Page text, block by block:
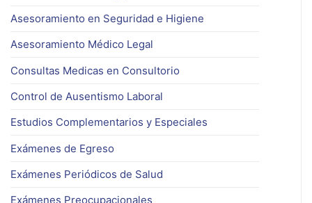
Asesoramiento en Seguridad e Higiene
Asesoramiento Médico Legal
Consultas Medicas en Consultorio
Control de Ausentismo Laboral
Estudios Complementarios y Especiales
Exámenes de Egreso
Exámenes Periódicos de Salud
Exámenes Preocupacionales